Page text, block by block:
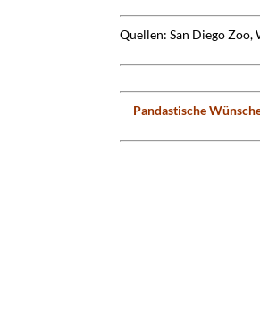
Quellen: San Diego Zoo,
Pandastische